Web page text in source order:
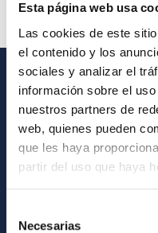
Esta página web usa
Las cookies de este
el contenido y los
sociales y analizar el
información sobre el
nuestros partners de
web, quienes pueden
que les haya
partir del uso que haya
Necesarias
GENERAL INFORMATION
Contact
How to get to the IAC